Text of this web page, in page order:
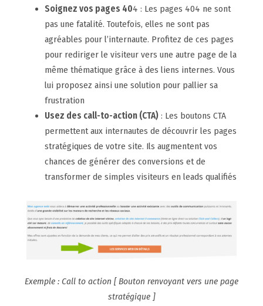
Soignez vos pages 404 : Les pages 404 ne sont
pas une fatalité. Toutefois, elles ne sont pas
agréables pour l’internaute. Profitez de ces pages
pour rediriger le visiteur vers une autre page de la
même thématique grâce à des liens internes. Vous
lui proposez ainsi une solution pour pallier sa
frustration
Usez des call-to-action (CTA) : Les boutons CTA
permettent aux internautes de découvrir les pages
stratégiques de votre site. Ils augmentent vos
chances de générer des conversions et de
transformer de simples visiteurs en leads qualifiés
Exemple : Call to action [ Bouton renvoyant vers une page
stratégique ]